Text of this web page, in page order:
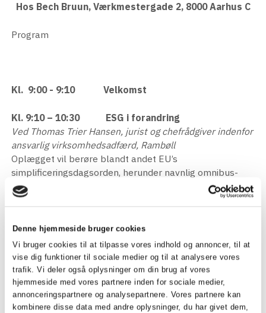
Denne hjemmeside bruger cookies
Vi bruger cookies til at tilpasse vores indhold og annoncer, til at
vise dig funktioner til sociale medier og til at analysere vores
trafik. Vi deler også oplysninger om din brug af vores
hjemmeside med vores partnere inden for sociale medier,
annonceringspartnere og analysepartnere. Vores partnere kan
kombinere disse data med andre oplysninger, du har givet dem,
Hos Bech Bruun, Værkmestergade 2, 8000 Aarhus C
Program
Kl. 9:00 - 9:10 Velkomst
Kl. 9:10 – 10:30 ESG i forandring
Ved Thomas Trier Hansen, jurist og chefrådgiver indenfor
ansvarlig virksomhedsadfærd, Rambøll
Oplægget vil berøre blandt andet EU’s
simplificeringsdagsorden, herunder navnlig omnibus-
forslagene, og hvad det betyder for dagsordenen i
virksomhederne. Forsvinder ESG som tema eller er der
interessenter, der gør bæredygtighed stadig mere
aktuel? Udover gennemgang af udviklingen, overblik
over relevante nuværende og kommende regler på
området, som kan påvirke virksomhedernes arbejde og
kommunikation, vil Thomas også dele sine erfaringer fra
arbejdet med kunder i Danmark; Europa og USA.